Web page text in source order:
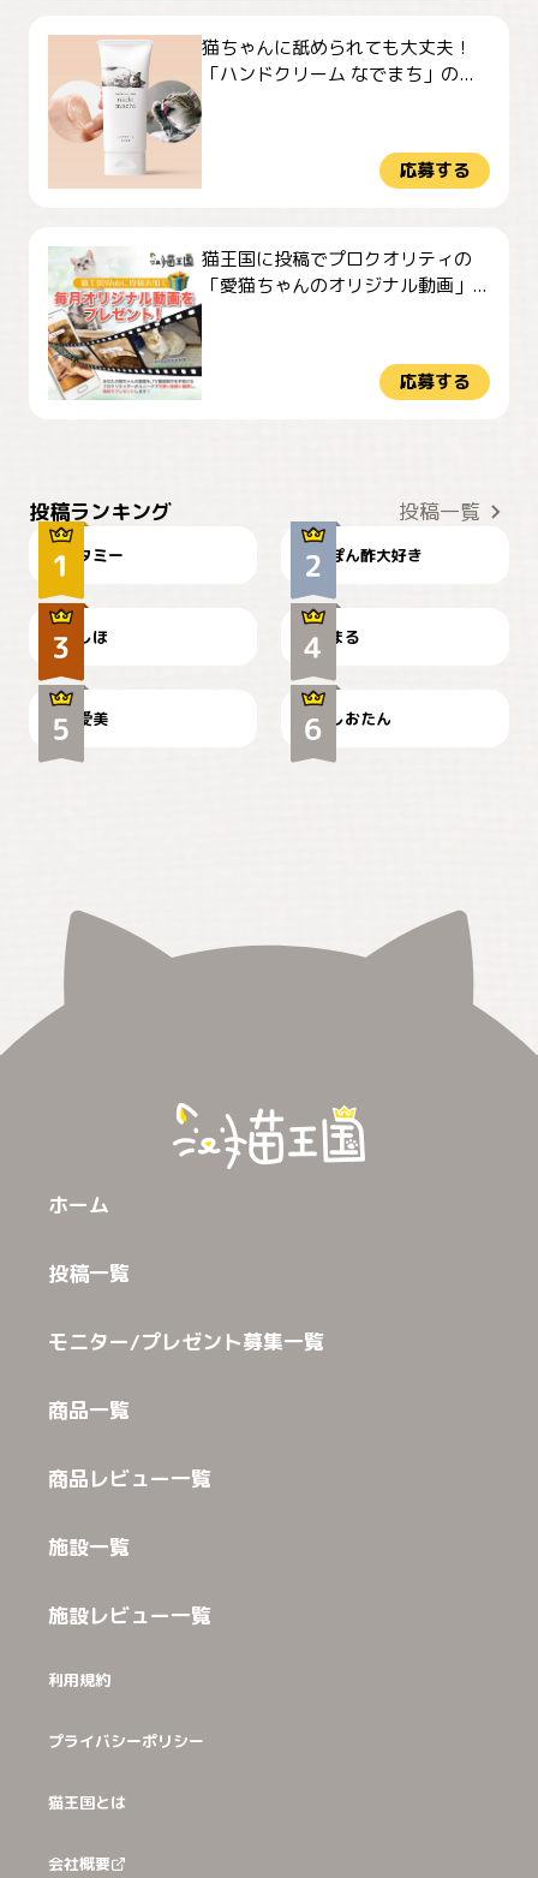
猫ちゃんに舐められても大丈夫！
「ハンドクリーム なでまち」の...
応募する
猫王国に投稿でプロクオリティの
「愛猫ちゃんのオリジナル動画」...
応募する
投稿ランキング 投稿一覧
タミー ぽん酢大好き
お弁当になりたいにゃ😽
しほ
🤦‍♀️
まる
かわいい毛玉つき
爱美
暑い日が続くにゃ
しおたん
ホーム
投稿一覧
モニター/プレゼント募集一覧
商品一覧
商品レビュー一覧
施設一覧
施設レビュー一覧
利用規約
プライバシーポリシー
猫王国とは
会社概要